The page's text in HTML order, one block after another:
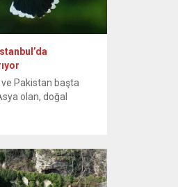
Pakistan başta
olan, doğal
istilacı kuş türü
genişletiyor.
kahverengi
ve göz çevresinde